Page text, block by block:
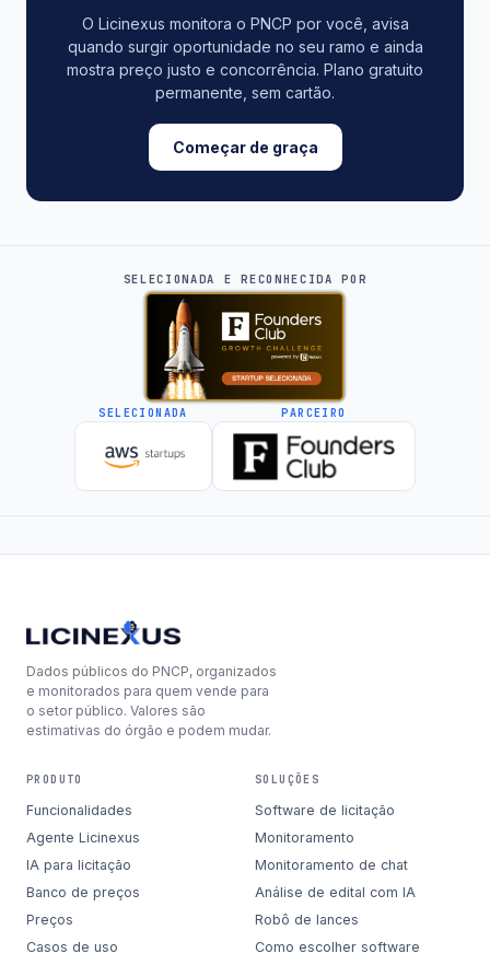
O Licinexus monitora o PNCP por você, avisa
quando surgir oportunidade no seu ramo e ainda
mostra preço justo e concorrência. Plano gratuito
permanente, sem cartão.
Começar de graça
SELECIONADA E RECONHECIDA POR
SELECIONADA PARCEIRO
Dados públicos do PNCP, organizados
e monitorados para quem vende para
o setor público. Valores são
estimativas do órgão e podem mudar.
PRODUTO
Funcionalidades
Agente Licinexus
IA para licitação
Banco de preços
Preços
Casos de uso
SOLUÇÕES
Software de licitação
Monitoramento
Monitoramento de chat
Análise de edital com IA
Robô de lances
Como escolher software